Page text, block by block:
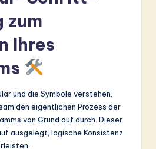
zum
Ihres
und die Symbole verstehen,
den eigentlichen Prozess der
von Grund auf durch. Dieser
ausgelegt, logische Konsistenz